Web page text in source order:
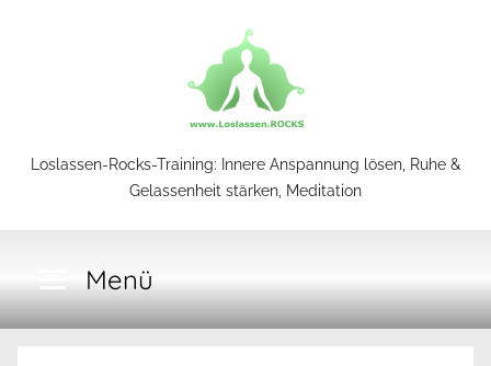
Loslassen-
Training
Loslassen-Rocks-Training: Innere Anspannung lösen, Ruhe &
Gelassenheit stärken, Meditation
Menü